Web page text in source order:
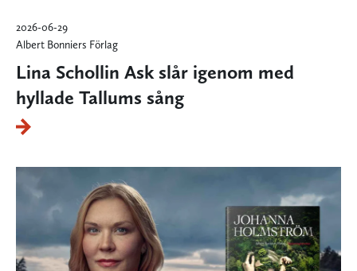
2026-06-29
Albert Bonniers Förlag
Lina Schollin Ask slår igenom med
hyllade Tallums sång